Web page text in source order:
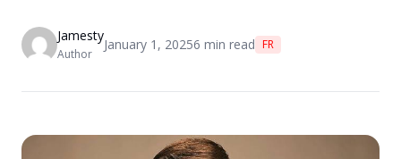
Jamesty
Author
January 1, 20256 min read FR